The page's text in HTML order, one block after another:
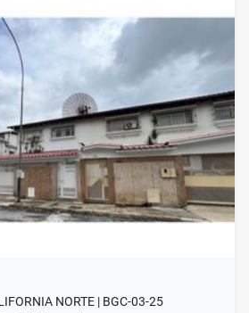
NORTE | BGC-03-25